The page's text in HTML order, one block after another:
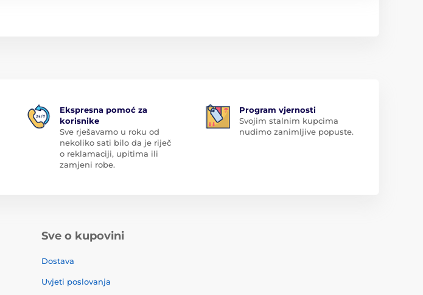
Ekspresna pomoć za
korisnike
Sve rješavamo u roku od
nekoliko sati bilo da je riječ
o reklamaciji, upitima ili
zamjeni robe.
Program vjernosti
Svojim stalnim kupcima
nudimo zanimljive popuste.
Sve o kupovini
Dostava
Uvjeti poslovanja